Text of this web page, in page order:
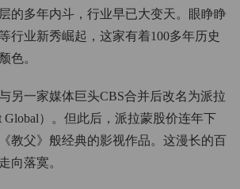
的多年内斗，行业早已大变天。眼睁睁
行业新秀崛起，这家有着100多年历史
色。
另一家媒体巨头CBS合并后改名为派拉
Global）。但此后，派拉蒙股价连年下
教父》般经典的影视作品。这漫长的百
向落寞。